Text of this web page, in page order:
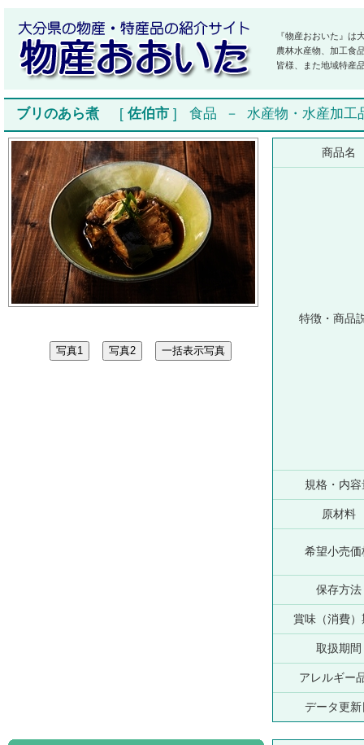
『物産おおいた』は
農林水産物、加工食
皆様、また地域特産
ブリのあら煮 [ 佐伯市 ] 食品 － 水産物・水産加工
商品名
特徴・商品
規格・内容
原材料
希望小売価
保存方法
賞味（消費）
取扱期間
アレルギー
データ更新